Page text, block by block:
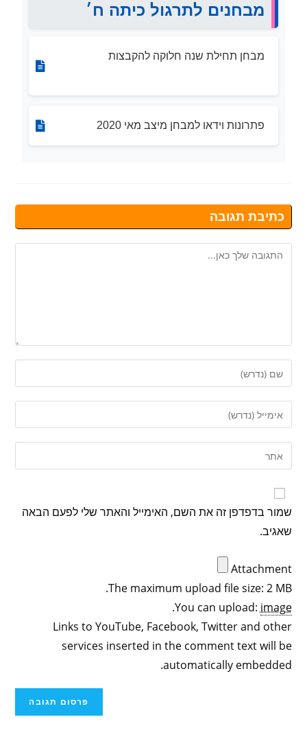
מבחנים לתרגול כיתה ח׳
מבחן תחילת שנה חלוקה להקבצות
פתרונות וידאו למבחן מיצב מאי 2020
כתיבת תגובה
שמור בדפדפן זה את השם, האימייל והאתר שלי לפעם הבאה
שאגיב.
Attachment
The maximum upload file size: 2 MB.
You can upload: image
.
Links to YouTube, Facebook, Twitter and other
services inserted in the comment text will be
automatically embedded.